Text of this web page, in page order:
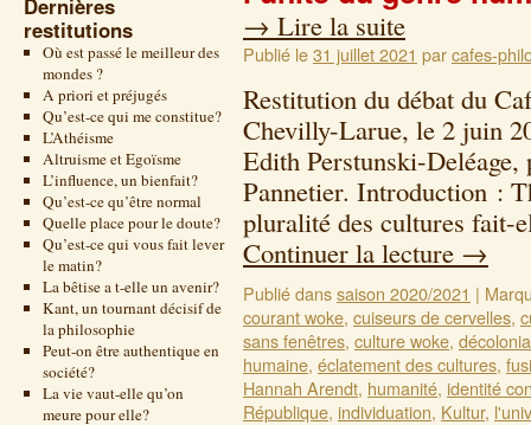
Dernières
restitutions
Où est passé le meilleur des
mondes ?
A priori et préjugés
Qu’est-ce qui me constitue?
L’Athéisme
Altruisme et Egoïsme
L’influence, un bienfait?
Qu’est-ce qu’être normal
Quelle place pour le doute?
Qu’est-ce qui vous fait lever
le matin?
La bêtise a t-elle un avenir?
Kant, un tournant décisif de
la philosophie
Peut-on être authentique en
société?
La vie vaut-elle qu’on
meure pour elle?
→ Lire la suite
Publié le31 juillet 2021 parcafes-
Restitution du débat du
Chevilly-Larue, le 2 juin
Edith Perstunski-
Pannetier. Introduction :
pluralité des cultures fait-
Continuer la lecture →
Publié danssaison 2020/2021 |
courant woke, cuiseurs de cervelles,
sans fenêtres, culture woke,
humaine, éclatement des cultures,
Hannah Arendt, humanité, identité
République, individuation, Kultur,